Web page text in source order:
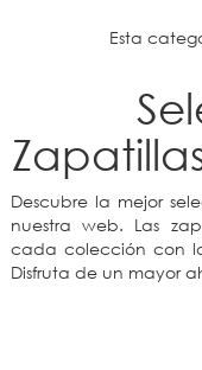
Esta
Descubre la mejor
nuestra web. Las
cada colección con
Disfruta de un mayor